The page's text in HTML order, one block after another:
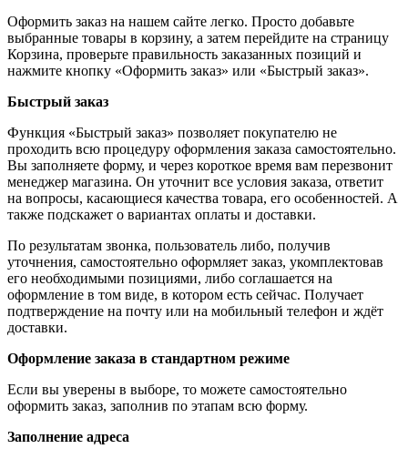
Оформить заказ на нашем сайте легко. Просто добавьте
выбранные товары в корзину, а затем перейдите на страницу
Корзина, проверьте правильность заказанных позиций и
нажмите кнопку «Оформить заказ» или «Быстрый заказ».
Быстрый заказ
Функция «Быстрый заказ» позволяет покупателю не
проходить всю процедуру оформления заказа самостоятельно.
Вы заполняете форму, и через короткое время вам перезвонит
менеджер магазина. Он уточнит все условия заказа, ответит
на вопросы, касающиеся качества товара, его особенностей. А
также подскажет о вариантах оплаты и доставки.
По результатам звонка, пользователь либо, получив
уточнения, самостоятельно оформляет заказ, укомплектовав
его необходимыми позициями, либо соглашается на
оформление в том виде, в котором есть сейчас. Получает
подтверждение на почту или на мобильный телефон и ждёт
доставки.
Оформление заказа в стандартном режиме
Если вы уверены в выборе, то можете самостоятельно
оформить заказ, заполнив по этапам всю форму.
Заполнение адреса